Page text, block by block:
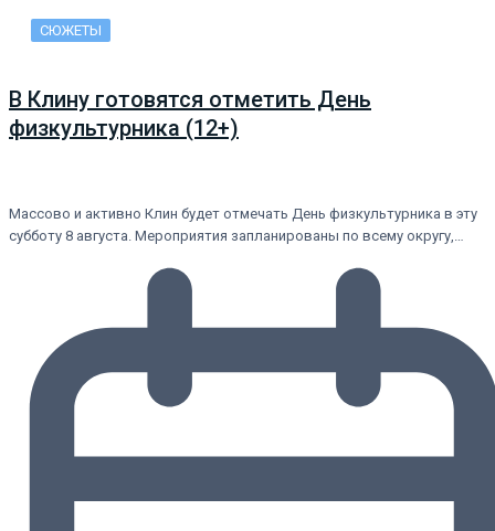
СЮЖЕТЫ
В Клину готовятся отметить День
физкультурника (12+)
Массово и активно Клин будет отмечать День физкультурника в эту
субботу 8 августа. Мероприятия запланированы по всему округу,…